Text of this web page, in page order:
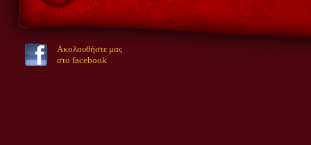
Ακολουθήστε μας
στο facebook